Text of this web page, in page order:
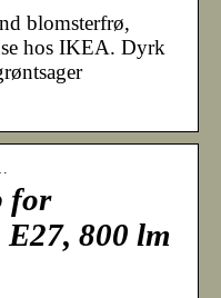
blomsterfrø,
hos IKEA. Dyrk
for
800 lm